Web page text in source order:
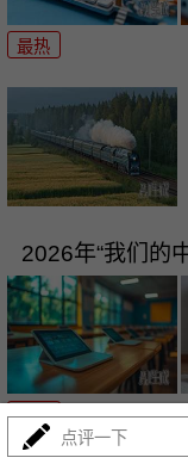
最热
2026年“我们的
最热
点评一下